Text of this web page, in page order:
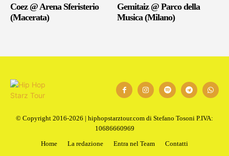
Coez @ Arena Sferisterio
(Macerata)
Gemitaiz @ Parco della
Musica (Milano)
© Copyright 2016-2026 | hiphopstarztour.com di Stefano Tosoni P.IVA:
10686660969
Home
La redazione Entra nel Team Contatti